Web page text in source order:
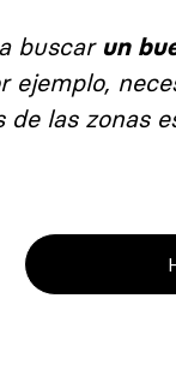
buscar un
ejemplo,
de las zonas